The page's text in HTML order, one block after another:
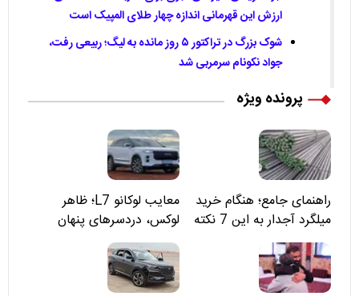
ارزش این قهرمانی اندازه چهار طلای المپیک است
شوک بزرگ در تراکتور ۵ روز مانده به لیگ؛ ربیعی رفت،
جواد نکونام سرمربی شد
پرونده ویژه
راهنمای جامع؛ هنگام خرید
میلگرد آجدار به این 7 نکته
توجه کنید
معایب لوکانو L7؛ ظاهر
لوکس، دردسرهای پنهان